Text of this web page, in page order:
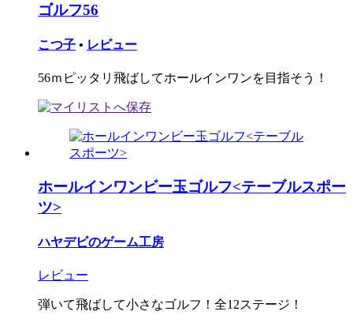
ゴルフ56
こつ子 • レビュー
56ｍピッタリ飛ばしてホールインワンを目指そう！
ホールインワンビー玉ゴルフ<テーブルスポー
ツ>
ハヤデビのゲーム工房
レビュー
弾いて飛ばして小さなゴルフ！全12ステージ！